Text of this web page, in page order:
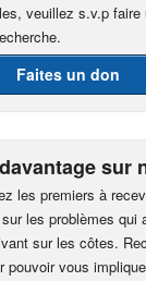
veuillez s.v.p faire
Faites un don
sur
les premiers à
les problèmes qui
sur les côtes.
pouvoir vous